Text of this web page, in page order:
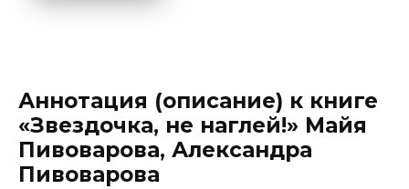
Аннотация (описание) к книге
«Звездочка, не наглей!» Майя
Пивоварова, Александра
Пивоварова